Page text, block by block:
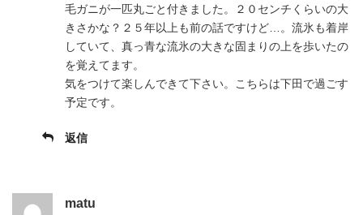
毛ガニが一匹丸ごと付きました。２０センチくらいの大
きさかな？２５年以上も前の話ですけど…。流氷も着岸
していて、真っ青な流氷の大きな固まりの上を歩いたの
を覚えてます。
気をつけて楽しんできて下さい。こちらは下田で過ごす
予定です。
返信
matu